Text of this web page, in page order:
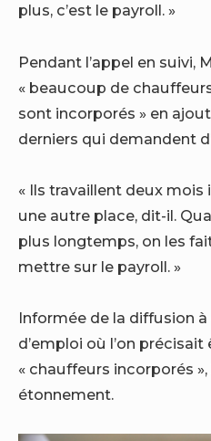
plus, c’est le payroll. »
Pendant l’appel en suivi,
« beaucoup de
sont incorporés » en
derniers qui demandent
« Ils travaillent deux mois
une autre place, dit-il.
plus longtemps, on les
mettre sur le payroll. »
Informée de la diffusion à
d’emploi où l’on
« chauffeurs incorporés »,
étonnement.